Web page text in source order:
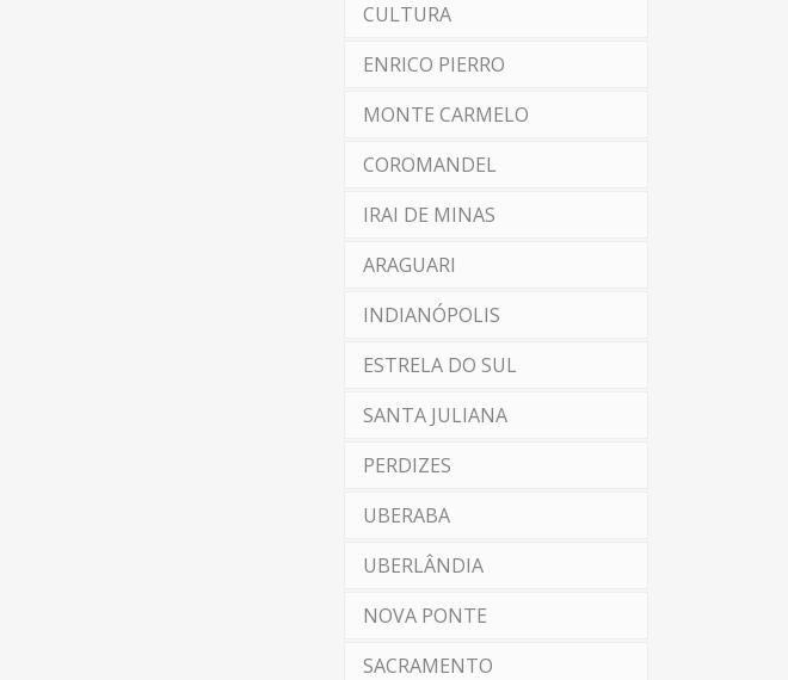
CULTURA
ENRICO PIERRO
MONTE CARMELO
COROMANDEL
IRAI DE MINAS
ARAGUARI
INDIANÓPOLIS
ESTRELA DO SUL
SANTA JULIANA
PERDIZES
UBERABA
UBERLÂNDIA
NOVA PONTE
SACRAMENTO